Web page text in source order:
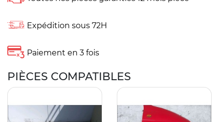
Expédition sous 72H
Paiement en 3 fois
PIÈCES COMPATIBLES